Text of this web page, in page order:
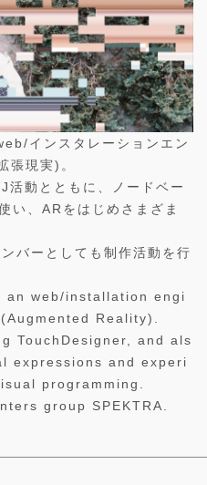
インスタレーションエン
張現実)。
動とともに、ノードベー
い、ARをはじめさまざま
バーとしても制作活動を行
an web/installation engi
Reality).
TouchDesigner, and als
expressions and experi
programming.
group SPEKTRA.